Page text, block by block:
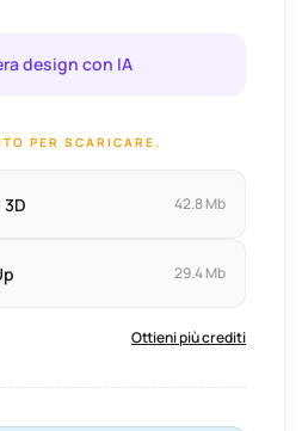
design con IA
PER SCARICARE.
42.8 Mb
29.4 Mb
Ottieni più crediti